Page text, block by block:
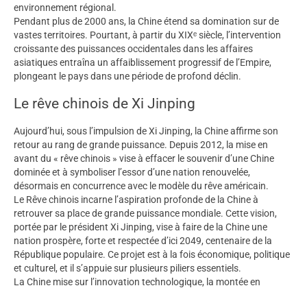
environnement régional.
Pendant plus de 2000 ans, la Chine étend sa domination sur de
vastes territoires. Pourtant, à partir du XIXᵉ siècle, l’intervention
croissante des puissances occidentales dans les affaires
asiatiques entraîna un affaiblissement progressif de l’Empire,
plongeant le pays dans une période de profond déclin.
Le rêve chinois de Xi Jinping
Aujourd’hui, sous l’impulsion de Xi Jinping, la Chine affirme son
retour au rang de grande puissance. Depuis 2012, la mise en
avant du « rêve chinois » vise à effacer le souvenir d’une Chine
dominée et à symboliser l’essor d’une nation renouvelée,
désormais en concurrence avec le modèle du rêve américain.
Le Rêve chinois incarne l’aspiration profonde de la Chine à
retrouver sa place de grande puissance mondiale. Cette vision,
portée par le président Xi Jinping, vise à faire de la Chine une
nation prospère, forte et respectée d’ici 2049, centenaire de la
République populaire. Ce projet est à la fois économique, politique
et culturel, et il s’appuie sur plusieurs piliers essentiels.
La Chine mise sur l’innovation technologique, la montée en